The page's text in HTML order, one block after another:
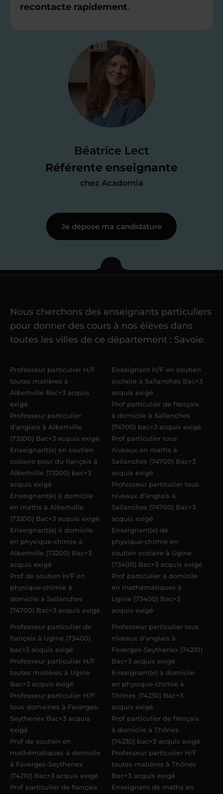
Béatrice Lect
Référente enseignante
chez Acadomia
recontacte rapidement.
Je valide ma
candidature
test de 15 minutes
des programmes scolaires(et pouvoir
me mettre à jour au besoin) et
j’échange en direct avec un chargé de
Étape 3
Je commence mes
Une fois ma candidature validée,mon
référent me confie mes premiers
élèvesdans un délai de6 jours
Acadomia.
Je dépose ma candidature
Nous cherchons des enseignants particuliers
pour donner des cours à nos élèves dans
toutes les villes de ce département : Savoie.
Professeur particulier H/F
toutes matières à
Albertville Bac+3 acquis
exigé
Professeur particulier
d'anglais à Albertville
(73200) Bac+3 acquis exigé
Enseignant(e) en soutien
scolaire pour du français à
Albertville (73200) bac+3
acquis exigé
Enseignant(e) à domicile
en maths à Albertville
(73200) Bac+3 acquis exigé
Enseignant(e) à domicile
en physique-chimie à
Albertville (73200) Bac+3
acquis exigé
Prof de soutien H/F en
physique-chimie à
domicile à Sallanches
(74700) Bac+3 acquis exigé
Enseignant H/F en soutien
scolaire à Sallanches Bac+3
acquis exigé
Prof particulier de français
à domicile à Sallanches
(74700) bac+3 acquis exigé
Prof particulier tous
niveaux en maths à
Sallanches (74700) Bac+3
acquis exigé
Professeur particulier tous
niveaux d'anglais à
Sallanches (74700) Bac+3
acquis exigé
Enseignant(e) de
physique-chimie en
soutien scolaire à Ugine
(73400) Bac+3 acquis exigé
Prof particulier à domicile
en mathématiques à
Ugine (73400) Bac+3
acquis exigé
Professeur particulier de
français à Ugine (73400)
bac+3 acquis exigé
Professeur particulier H/F
toutes matières à Ugine
Bac+3 acquis exigé
Professeur particulier H/F
tous domaines à Faverges-
Seythenex Bac+3 acquis
exigé
Prof de soutien en
mathématiques à domicile
à Faverges-Seythenex
(74210) Bac+3 acquis exigé
Prof particulier de français
Professeur particulier tous
niveaux d'anglais à
Faverges-Seythenex (74210)
Bac+3 acquis exigé
Enseignant(e) à domicile
en physique-chimie à
Thônes (74230) Bac+3
acquis exigé
Prof particulier de français
à domicile à Thônes
(74230) bac+3 acquis exigé
Professeur particulier H/F
toutes matières à Thônes
Bac+3 acquis exigé
Enseignant de maths en